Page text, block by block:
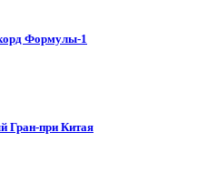
Формулы-1
Гран-при Китая